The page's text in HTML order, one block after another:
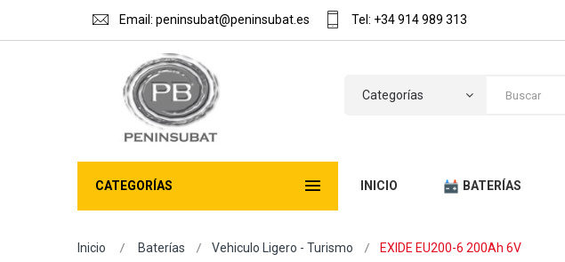
Email: peninsubat@peninsubat.es Tel: +34 914 989 313
Categorías
CATEGORÍAS INICIO BATERÍAS
Inicio
Baterías Vehiculo Ligero - Turismo EXIDE EU200-6 200Ah 6V